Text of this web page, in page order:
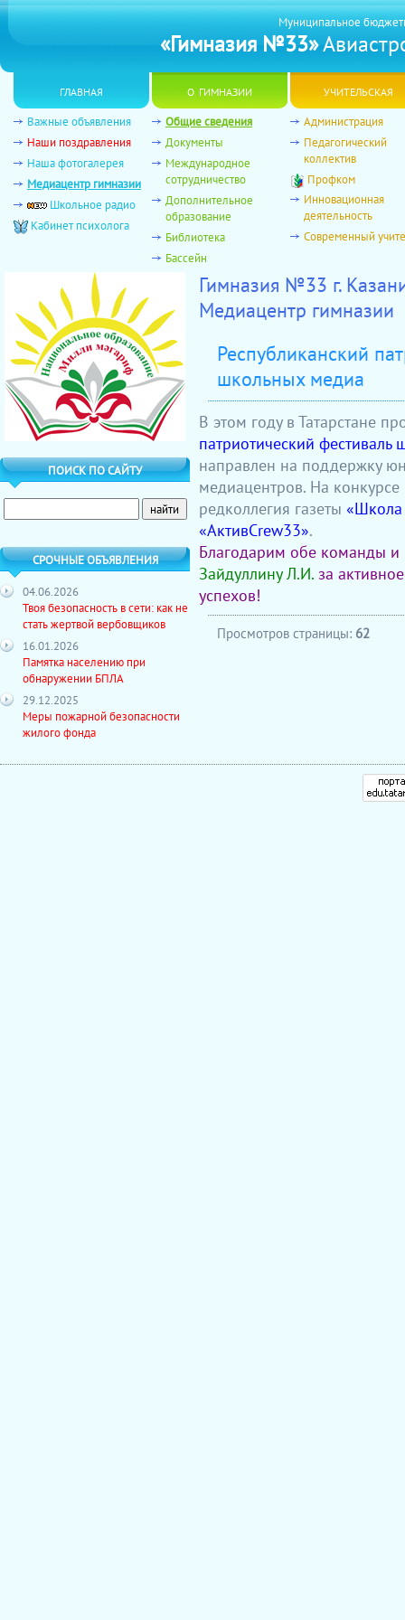
Муниципальное
«Гимназия №33»
главная о гимназии учительская
Важные объявления
Наши поздравления
Наша фотогалерея
Медиацентр гимназии
Школьное радио
Кабинет психолога
Общие сведения
Документы
Международное
сотрудничество
Дополнительное
образование
Библиотека
Бассейн
Администрация
Педагогический
коллектив
Профком
Инновационная
деятельность
Современный
ПОИСК ПО САЙТУ
СРОЧНЫЕ ОБЪЯВЛЕНИЯ
04.06.2026
Твоя безопасность в сети: как не
стать жертвой вербовщиков
16.01.2026
Памятка населению при
обнаружении БПЛА
29.12.2025
Меры пожарной безопасности
жилого фонда
Гимназия №33 г.
Медиацентр гимназии
Республиканский
школьных медиа
В этом году в Татарстане
патриотический
направлен на поддержку
медиацентров. На
редколлегия газеты «Школа
«АктивCrew33».
Благодарим обе команды
Зайдуллину Л.И. за
успехов!
Просмотров страницы: 62